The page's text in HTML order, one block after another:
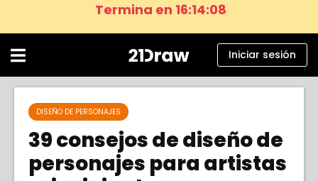
Termina en 16:14:06
Sobre nosotros
Iniciar sesión
Iniciar sesión
DISEÑO DE PERSONAJES
39 consejos de diseño de
personajes para artistas